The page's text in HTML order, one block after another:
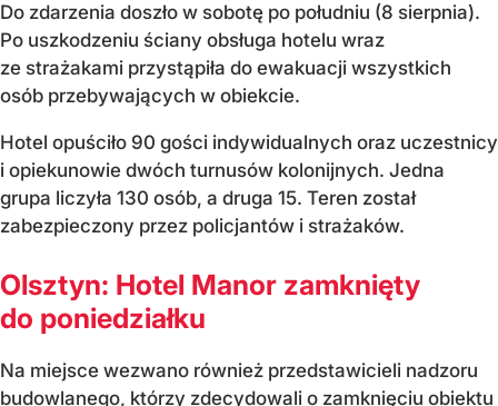
Do zdarzenia doszło w sobotę po południu (8 sierpnia).
Po uszkodzeniu ściany obsługa hotelu wraz
ze strażakami przystąpiła do ewakuacji wszystkich
osób przebywających w obiekcie.
Hotel opuściło 90 gości indywidualnych oraz uczestnicy
i opiekunowie dwóch turnusów kolonijnych. Jedna
grupa liczyła 130 osób, a druga 15. Teren został
zabezpieczony przez policjantów i strażaków.
Olsztyn: Hotel Manor zamknięty
do poniedziałku
Na miejsce wezwano również przedstawicieli nadzoru
budowlanego, którzy zdecydowali o zamknięciu obiektu